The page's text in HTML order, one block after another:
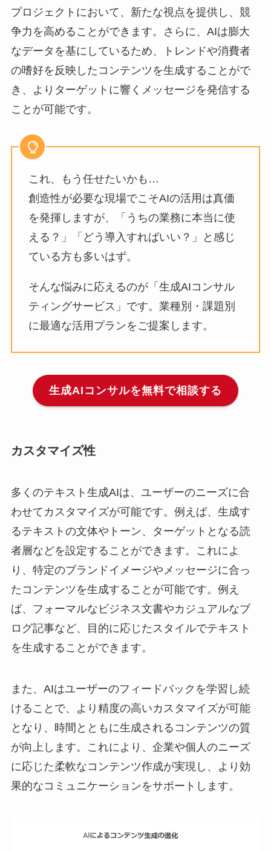
プロジェクトにおいて、新たな視点を提供し、競
争力を高めることができます。さらに、AIは膨大
なデータを基にしているため、トレンドや消費者
の嗜好を反映したコンテンツを生成することがで
き、よりターゲットに響くメッセージを発信する
ことが可能です。
これ、もう任せたいかも…
創造性が必要な現場でこそAIの活用は真価
を発揮しますが、「うちの業務に本当に使
える？」「どう導入すればいい？」と感じ
ている方も多いはず。
そんな悩みに応えるのが「生成AIコンサル
ティングサービス」です。業種別・課題別
に最適な活用プランをご提案します。
生成AIコンサルを無料で相談する
カスタマイズ性
多くのテキスト生成AIは、ユーザーのニーズに合
わせてカスタマイズが可能です。例えば、生成す
るテキストの文体やトーン、ターゲットとなる読
者層などを設定することができます。これによ
り、特定のブランドイメージやメッセージに合っ
たコンテンツを生成することが可能です。例え
ば、フォーマルなビジネス文書やカジュアルなブ
ログ記事など、目的に応じたスタイルでテキスト
を生成することができます。
また、AIはユーザーのフィードバックを学習し続
けることで、より精度の高いカスタマイズが可能
となり、時間とともに生成されるコンテンツの質
が向上します。これにより、企業や個人のニーズ
に応じた柔軟なコンテンツ作成が実現し、より効
果的なコミュニケーションをサポートします。